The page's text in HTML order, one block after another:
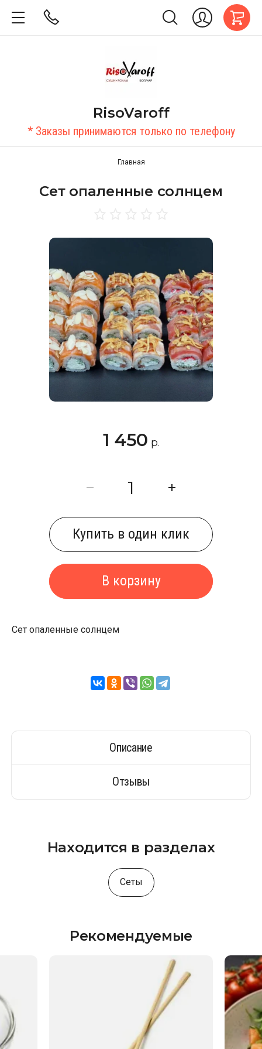
RisoVaroff
* Заказы принимаются только по телефону
Главная
Сет опаленные солнцем
1 450 р.
В корзину
Купить в один клик
Сет опаленные солнцем
Описание
Отзывы
Находится в разделах
Сеты
Рекомендуемые